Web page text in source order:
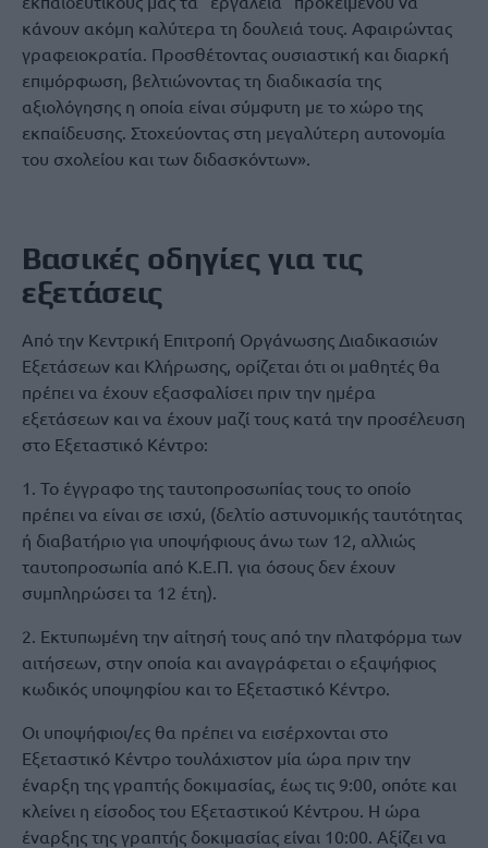
κάνουν ακόμη καλύτερα τη δουλειά τους. Αφαιρώντας
γραφειοκρατία. Προσθέτοντας ουσιαστική και διαρκή
επιμόρφωση, βελτιώνοντας τη διαδικασία της
αξιολόγησης η οποία είναι σύμφυτη με το χώρο της
εκπαίδευσης. Στοχεύοντας στη μεγαλύτερη αυτονομία
του σχολείου και των διδασκόντων».
Βασικές οδηγίες για τις
εξετάσεις
Από την Κεντρική Επιτροπή Οργάνωσης Διαδικασιών
Εξετάσεων και Κλήρωσης, ορίζεται ότι οι μαθητές θα
πρέπει να έχουν εξασφαλίσει πριν την ημέρα
εξετάσεων και να έχουν μαζί τους κατά την προσέλευση
στο Εξεταστικό Κέντρο:
1. Το έγγραφο της ταυτοπροσωπίας τους το οποίο
πρέπει να είναι σε ισχύ, (δελτίο αστυνομικής ταυτότητας
ή διαβατήριο για υποψήφιους άνω των 12, αλλιώς
ταυτοπροσωπία από Κ.Ε.Π. για όσους δεν έχουν
συμπληρώσει τα 12 έτη).
2. Εκτυπωμένη την αίτησή τους από την πλατφόρμα των
αιτήσεων, στην οποία και αναγράφεται ο εξαψήφιος
κωδικός υποψηφίου και το Εξεταστικό Κέντρο.
Οι υποψήφιοι/ες θα πρέπει να εισέρχονται στο
Εξεταστικό Κέντρο τουλάχιστον μία ώρα πριν την
έναρξη της γραπτής δοκιμασίας, έως τις 9:00, οπότε και
κλείνει η είσοδος του Εξεταστικού Κέντρου. Η ώρα
έναρξης της γραπτής δοκιμασίας είναι 10:00. Αξίζει να